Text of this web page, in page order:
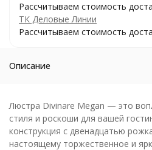
Рассчитываем стоимость
ТК Деловые Линии
Рассчитываем стоимость
Описание
Люстра Divinare Megan — это
стиля и роскоши для вашей
конструкция с двенадцатью
настоящему торжественное и